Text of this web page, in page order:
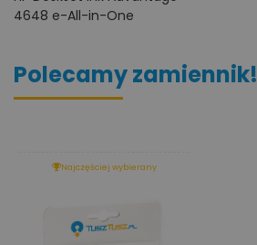
4648 e-All-in-One
Polecamy zamiennik!
Najczęściej wybierany